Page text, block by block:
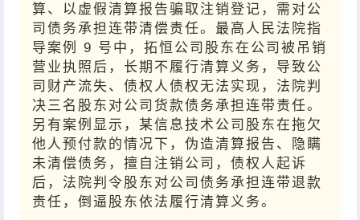
算、以虚假清算报告骗取注销登记，需对公
司债务承担连带清偿责任。最高人民法院指
导案例 9 号中，拓恒公司股东在公司被吊销
营业执照后，长期不履行清算义务，导致公
司财产流失、债权人债权无法实现，法院判
决三名股东对公司货款债务承担连带责任。
另有案例显示，某信息技术公司股东在拖欠
他人预付款的情况下，伪造清算报告、隐瞒
未清偿债务，擅自注销公司，债权人起诉
后，法院判令股东对公司债务承担连带退款
责任，倒逼股东依法履行清算义务。